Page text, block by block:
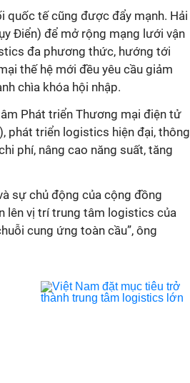
quốc tế cũng được đẩy mạnh. Hải
Điển) để mở rộng mạng lưới vận
đa phương thức, hướng tới
thế hệ mới đều yêu cầu giảm
chìa khóa hội nhập.
Phát triển Thương mại điện tử
phát triển logistics hiện đại, thông
phí, nâng cao năng suất, tăng
sự chủ động của cộng đồng
lên vị trí trung tâm logistics của
cung ứng toàn cầu”, ông